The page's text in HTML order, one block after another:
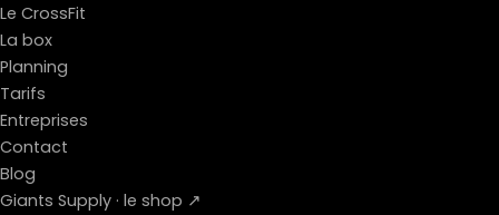
Le CrossFit
La box
Planning
Tarifs
Entreprises
Contact
Blog
Giants Supply · le shop ↗